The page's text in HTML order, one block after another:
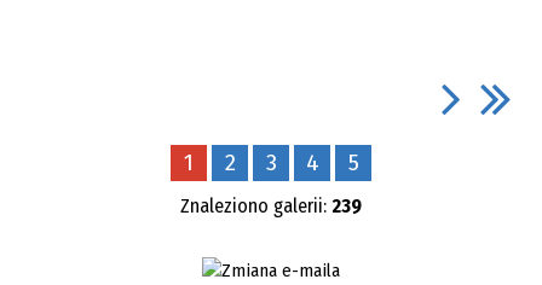
1 2 3 4 5
Znaleziono galerii: 239